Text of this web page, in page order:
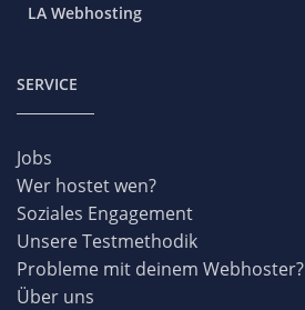
LA Webhosting
SERVICE
Jobs
Wer hostet wen?
Soziales Engagement
Unsere Testmethodik
Probleme mit deinem Webhoster?
Über uns